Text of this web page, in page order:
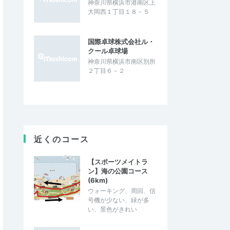
神奈川県横浜市港南区上
大岡西１丁目１８－５
国際卓球株式会社ル・
クール卓球場
神奈川県横浜市南区別所
２丁目６－２
近くのコース
【スポーツメイトラ
ン】海の公園コース
(6km)
ウォーキング、周回、信
号機が少ない、緑が多
い、景色がきれい